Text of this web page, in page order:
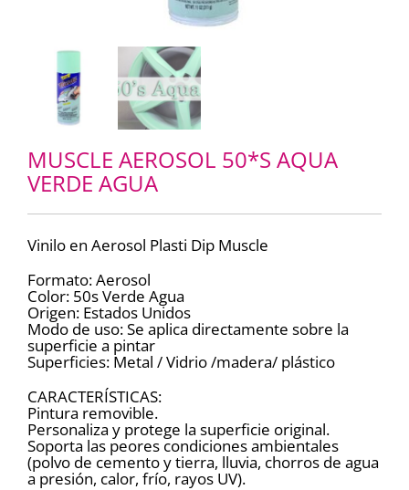
MUSCLE AEROSOL 50*S AQUA
VERDE AGUA
Vinilo en Aerosol Plasti Dip Muscle
Formato: Aerosol
Color: 50s Verde Agua
Origen: Estados Unidos
Modo de uso: Se aplica directamente sobre la
superficie a pintar
Superficies: Metal / Vidrio /madera/ plástico
CARACTERÍSTICAS:
Pintura removible.
Personaliza y protege la superficie original.
Soporta las peores condiciones ambientales
(polvo de cemento y tierra, lluvia, chorros de agua
a presión, calor, frío, rayos UV).